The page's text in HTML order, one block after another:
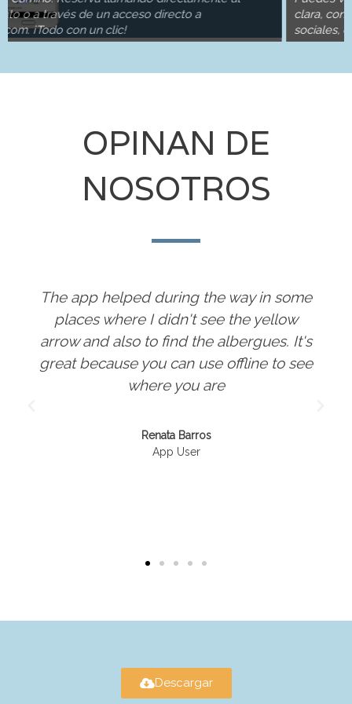
de un acceso directo a
con un clic!
clara, con
sociales,
OPINAN DE
NOSOTROS
The app helped during the way in some
places where I didn't see the yellow
arrow and also to find the albergues. It's
great because you can use offline to see
where you are
Renata Barros
App User
Descargar